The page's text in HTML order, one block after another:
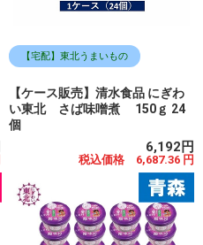
【宅配】東北うまいもの
【ケース販売】清水食品 にぎわ
い東北 さば味噌煮 150ｇ 24
個
6,192円
税込価格 6,687.36 円